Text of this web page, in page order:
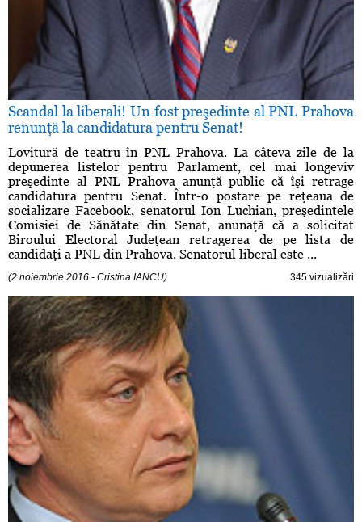
Scandal la liberali! Un fost preşedinte al PNL Prahova
renunţă la candidatura pentru Senat!
Lovitură de teatru în PNL Prahova. La câteva zile de la
depunerea listelor pentru Parlament, cel mai longeviv
preşedinte al PNL Prahova anunţă public că îşi retrage
candidatura pentru Senat. Într-o postare pe reţeaua de
socializare Facebook, senatorul Ion Luchian, preşedintele
Comisiei de Sănătate din Senat, anunaţă că a solicitat
Biroului Electoral Judeţean retragerea de pe lista de
candidaţi a PNL din Prahova. Senatorul liberal este ...
(2 noiembrie 2016 - Cristina IANCU) 345 vizualizări